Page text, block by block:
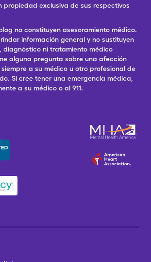
propiedad exclusiva de sus respectivos
no constituyen asesoramiento médico.
información general y no sustituyen
diagnóstico ni tratamiento médico
alguna pregunta sobre una afección
a su médico u otro profesional de
Si cree tener una emergencia médica,
a su médico o al 911.